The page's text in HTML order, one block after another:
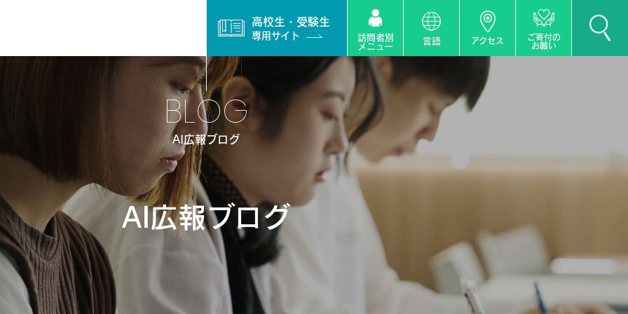
高校生・受験生
専用サイト
訪問者別
メニュー
言語 アクセス
ご寄付の
お願い
BLOG
AI広報ブログ
AI広報ブログ